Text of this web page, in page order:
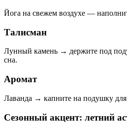
Йога на свежем воздухе —
Талисман
Лунный камень → держите под
сна.
Аромат
Лаванда → капните на подушку для
Сезонный акцент: летний